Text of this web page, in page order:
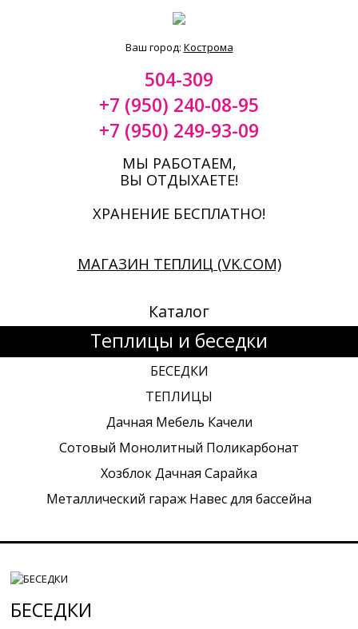
Ваш город: Кострома
504-309
+7 (950) 240-08-95
+7 (950) 249-93-09
МЫ РАБОТАЕМ,
ВЫ ОТДЫХАЕТЕ!
ХРАНЕНИЕ БЕСПЛАТНО!
МАГАЗИН ТЕПЛИЦ (VK.COM)
Каталог
Теплицы и беседки
БЕСЕДКИ
ТЕПЛИЦЫ
Дачная Мебель Качели
Сотовый Монолитный Поликарбонат
Хозблок Дачная Сарайка
Металлический гараж Навес для бассейна
БЕСЕДКИ